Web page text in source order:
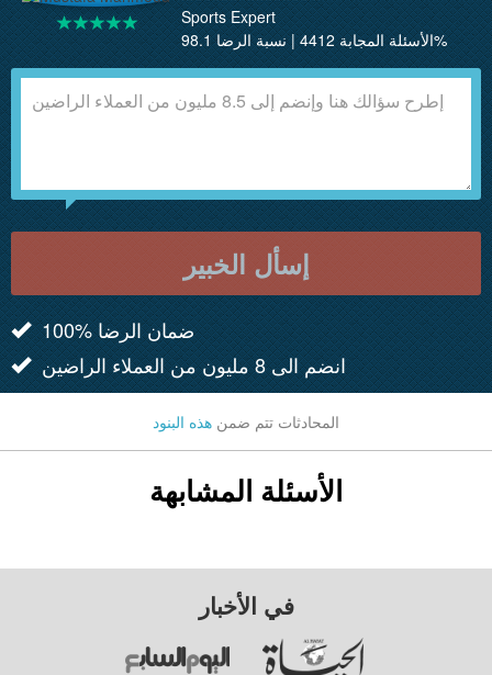
Sports Expert
الأسئلة المجابة 4412 | نسبة الرضا 98.1%
إسأل الخبير
100% ضمان الرضا
انضم الى 8 مليون من العملاء الراضين
المحادثات تتم ضمن هذه البنود
الأسئلة المشابهة
في الأخبار